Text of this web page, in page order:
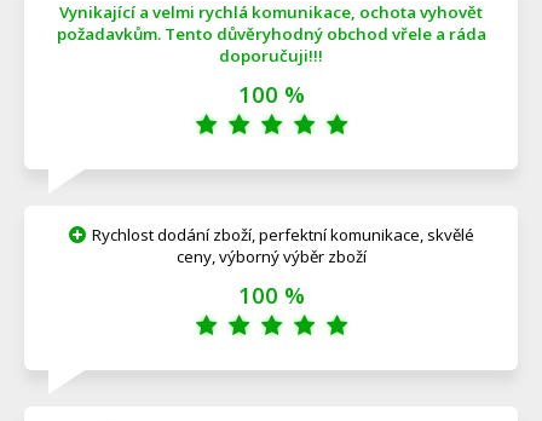
Vynikající a velmi rychlá komunikace, ochota vyhovět
požadavkům. Tento důvěryhodný obchod vřele a ráda
doporučuji!!!
100 %
Rychlost dodání zboží, perfektní komunikace, skvělé
ceny, výborný výběr zboží
100 %